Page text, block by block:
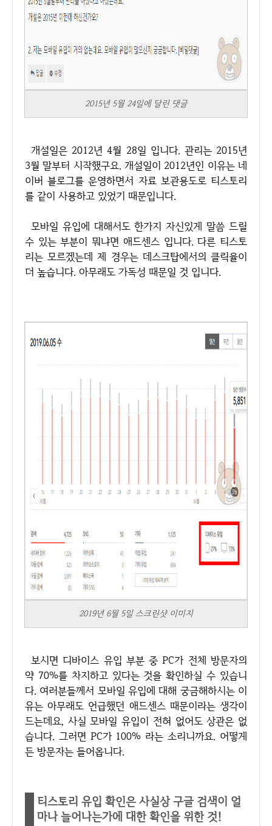
2015년 5월 24일에 달린 댓글
개설일은 2012년 4월 28일 입니다. 관리는 2015년
3월 말부터 시작했구요. 개설일이 2012년인 이유는 네
이버 블로그를 운영하면서 자료 보관용도로 티스토리
를 같이 사용하고 있었기 때문입니다.
모바일 유입에 대해서도 한가지 자신있게 말씀 드릴
수 있는 부분이 뭐냐면 애드센스 입니다. 다른 티스토
리는 모르겠는데 제 경우는 데스크탑에서의 클릭율이
더 높습니다. 아무래도 가독성 때문일 것 입니다.
2019년 6월 5일 스크린샷 이미지
보시면 디바이스 유입 부분 중 PC가 전체 방문자의
약 70%를 차지하고 있다는 것을 확인하실 수 있습니
다. 여러분들께서 모바일 유입에 대해 궁금해하시는 이
유는 아무래도 언급했던 애드센스 때문이라는 생각이
드는데요, 사실 모바일 유입이 전혀 없어도 상관은 없
습니다. 그러면 PC가 100% 라는 소리니까요. 어떻게
든 방문자는 들어옵니다.
티스토리 유입 확인은 사실상 구글 검색이 얼
마나 늘어나는가에 대한 확인을 위한 것!